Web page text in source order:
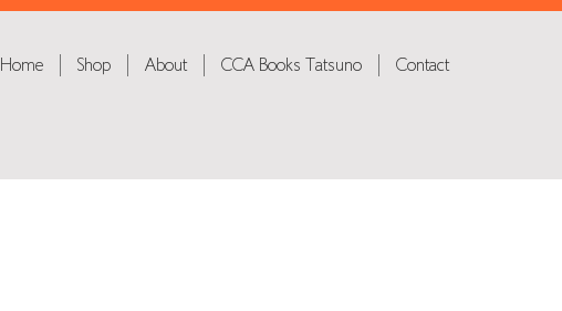
Home Shop About CCA Books Tatsuno Contact